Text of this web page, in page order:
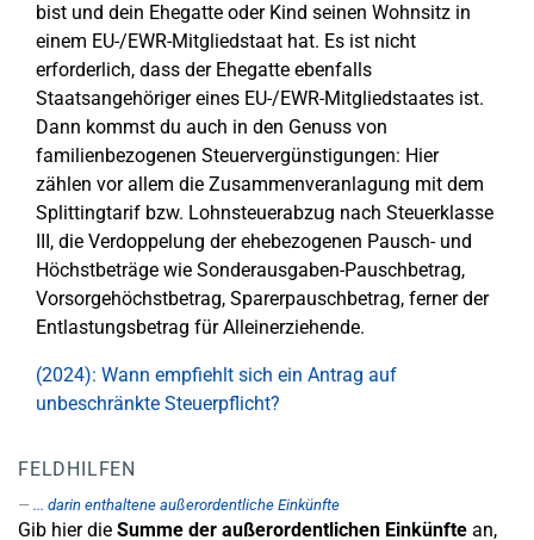
bist und dein Ehegatte oder Kind seinen Wohnsitz in
einem EU-/EWR-Mitgliedstaat hat. Es ist nicht
erforderlich, dass der Ehegatte ebenfalls
Staatsangehöriger eines EU-/EWR-Mitgliedstaates ist.
Dann kommst du auch in den Genuss von
familienbezogenen Steuervergünstigungen: Hier
zählen vor allem die Zusammenveranlagung mit dem
Splittingtarif bzw. Lohnsteuerabzug nach Steuerklasse
III, die Verdoppelung der ehebezogenen Pausch- und
Höchstbeträge wie Sonderausgaben-Pauschbetrag,
Vorsorgehöchstbetrag, Sparerpauschbetrag, ferner der
Entlastungsbetrag für Alleinerziehende.
(2024): Wann empfiehlt sich ein Antrag auf
unbeschränkte Steuerpflicht?
FELDHILFEN
... darin enthaltene außerordentliche Einkünfte
Gib hier die Summe der außerordentlichen Einkünfte an,